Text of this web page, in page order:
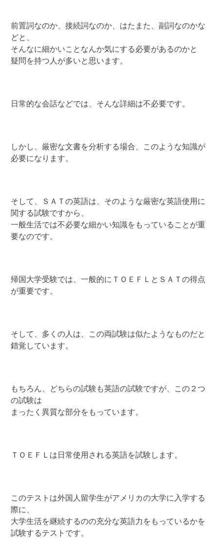
前置詞なのか、接続詞なのか、はたまた、副詞なのかな
どと、
そんなに細かいことなんか気にする必要があるのかと
疑問を持つ人が多いと思います。
日常的な会話などでは、そんな詳細は不必要です。
しかし、厳密な文書を分析する場合、このような知識が
必要になります。
そして、ＳＡＴの英語は、そのような厳密な英語使用に
関する試験ですから、
一般生活では不必要な細かい知識をもっていることが重
要なのです。
帰国大学受験では、一般的にＴＯＥＦＬとＳＡＴの得点
が重要です。
そして、多くの人は、この両試験は似たようなものだと
錯覚しています。
もちろん、どちらの試験も英語の試験ですが、この２つ
の試験は
まったく異質な部分をもっています。
ＴＯＥＦＬは日常使用される英語を試験します。
このテストは外国人留学生がアメリカの大学に入学する
際に、
大学生活を継続するのの充分な英語力をもっているかを
試験するテストです。